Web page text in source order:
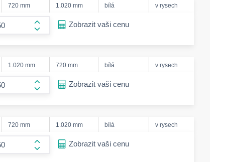
720 mm 1.020 mm bílá v rysech
form.increase-amount
Zobrazit vaši cenu
1.020 mm 720 mm bílá v rysech
form.increase-amount
Zobrazit vaši cenu
720 mm 1.020 mm bílá v rysech
form.increase-amount
Zobrazit vaši cenu